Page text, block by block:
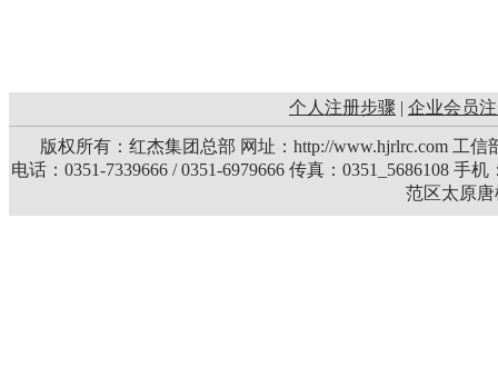
个人注册步骤 | 企业会员
版权所有：红杰集团总部 网址：http://www.hjrlrc.com 工信
电话：0351-7339666 / 0351-6979666 传真：0351_5686108 手
范区太原